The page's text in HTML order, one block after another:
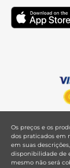
Os preços e os
dos praticados em
em suas
disponibilidade de
mesmo não será